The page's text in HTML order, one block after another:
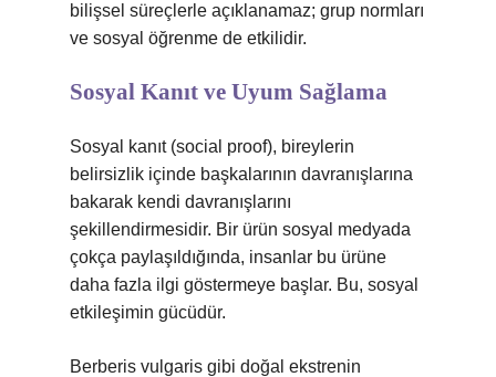
bilişsel süreçlerle açıklanamaz; grup normları
ve sosyal öğrenme de etkilidir.
Sosyal Kanıt ve Uyum Sağlama
Sosyal kanıt (social proof), bireylerin
belirsizlik içinde başkalarının davranışlarına
bakarak kendi davranışlarını
şekillendirmesidir. Bir ürün sosyal medyada
çokça paylaşıldığında, insanlar bu ürüne
daha fazla ilgi göstermeye başlar. Bu, sosyal
etkileşimin gücüdür.
Berberis vulgaris gibi doğal ekstrenin